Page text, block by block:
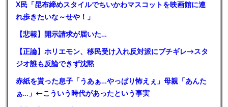
X民「昆布締めスタイルでちいかわマスコットを映画館に連
れ歩きたいな～せや！」
【悲報】開示請求が届いた…
【正論】ホリエモン、移民受け入れ反対派にブチギレ→スタ
ジオ誰も反論できず沈黙
赤紙を貰った息子「うあぁ…やっぱり怖えぇ」母親「あんた
ぁ…」←こういう時代があったという事実